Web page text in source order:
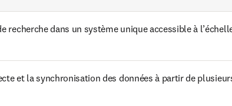
recherche dans un système unique accessible à
et la synchronisation des données à partir de